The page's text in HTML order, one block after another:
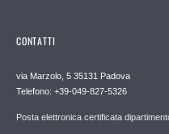
CONTATTI
via Marzolo, 5 35131 Padova
Telefono: +39-049-827-5326
Posta elettronica certificata